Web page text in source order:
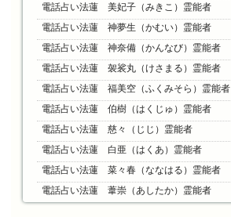
電話占い法蓮 美妃子（みきこ）霊能者
電話占い法蓮 神夢生（かむい）霊能者
電話占い法蓮 神奈備（かんなび）霊能者
電話占い法蓮 袈裟丸（けさまる）霊能者
電話占い法蓮 福美空（ふくみそら）霊能者
電話占い法蓮 伯樹（はくじゅ）霊能者
電話占い法蓮 慈々（じじ）霊能者
電話占い法蓮 白亜（はくあ）霊能者
電話占い法蓮 菜々春（ななはる）霊能者
電話占い法蓮 葦崇（あしたか）霊能者